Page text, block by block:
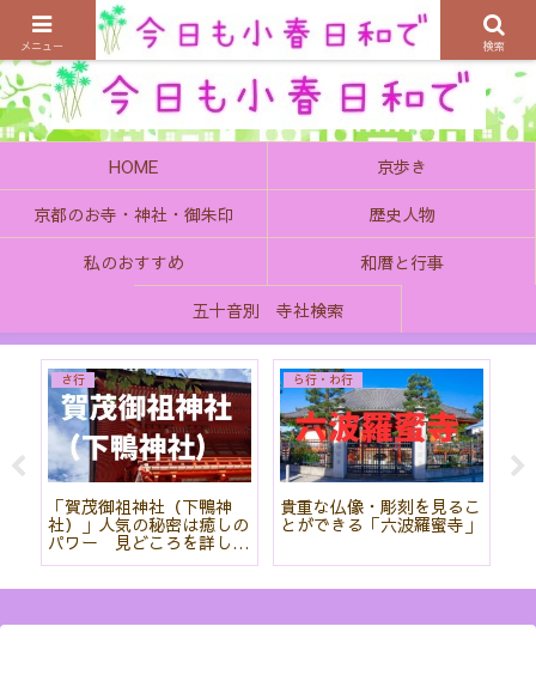
京都の町で歴史を楽しむ、そんなゆったり気分を感じてみませんか
HOME
京歩き
京都のお寺・神社・御朱印
歴史人物
私のおすすめ
和暦と行事
五十音別 寺社検索
Books
夢物語ではないかも?西が
仕掛ける日本改革にワクワ
クする『うえから京都』
さ行
京都市上京区 清浄華院
美しい名前の寺院は皇室と
のつながりが深いお寺
メニュー 検索